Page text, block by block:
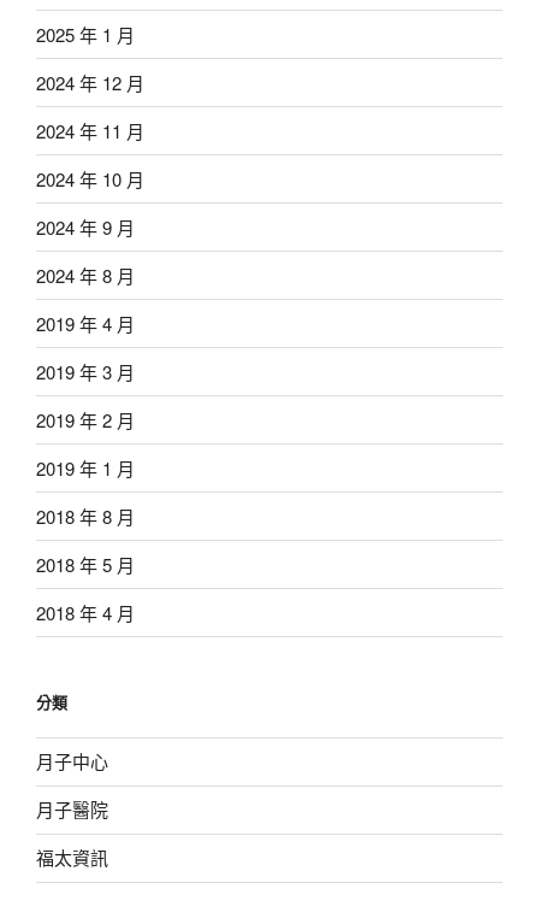
2025 年 1 月
2024 年 12 月
2024 年 11 月
2024 年 10 月
2024 年 9 月
2024 年 8 月
2019 年 4 月
2019 年 3 月
2019 年 2 月
2019 年 1 月
2018 年 8 月
2018 年 5 月
2018 年 4 月
分類
月子中心
月子醫院
福太資訊